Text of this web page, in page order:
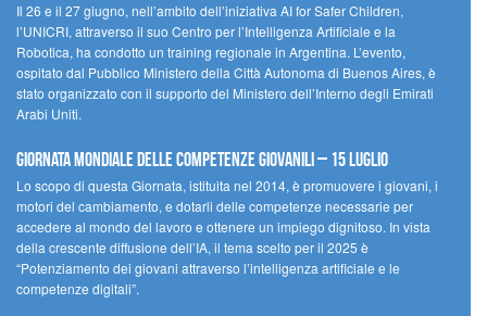
Il 26 e il 27 giugno, nell’ambito dell’iniziativa AI for Safer Children,
l’UNICRI, attraverso il suo Centro per l’Intelligenza Artificiale e la
Robotica, ha condotto un training regionale in Argentina. L’evento,
ospitato dal Pubblico Ministero della Città Autonoma di Buenos Aires, è
stato organizzato con il supporto del Ministero dell’Interno degli Emirati
Arabi Uniti.
Giornata Mondiale delle Competenze Giovanili – 15 luglio
Lo scopo di questa Giornata, istituita nel 2014, è promuovere i giovani, i
motori del cambiamento, e dotarli delle competenze necessarie per
accedere al mondo del lavoro e ottenere un impiego dignitoso. In vista
della crescente diffusione dell’IA, il tema scelto per il 2025 è
“Potenziamento dei giovani attraverso l’intelligenza artificiale e le
competenze digitali”.